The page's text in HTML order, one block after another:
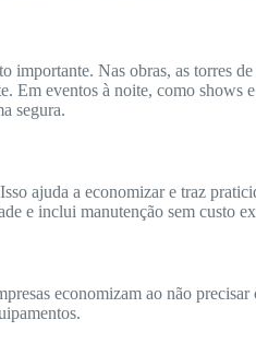
importante. Nas obras, as torres
Em eventos à noite, como shows
segura.
ajuda a economizar e traz
e inclui manutenção sem custo
economizam ao não